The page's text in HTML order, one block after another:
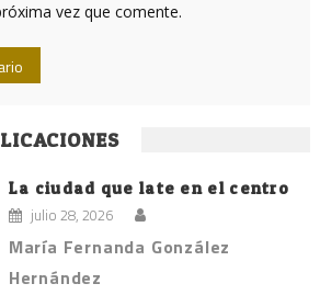
vez que comente.
La ciudad que late en el centro
julio 28, 2026
María Fernanda González
Hernández